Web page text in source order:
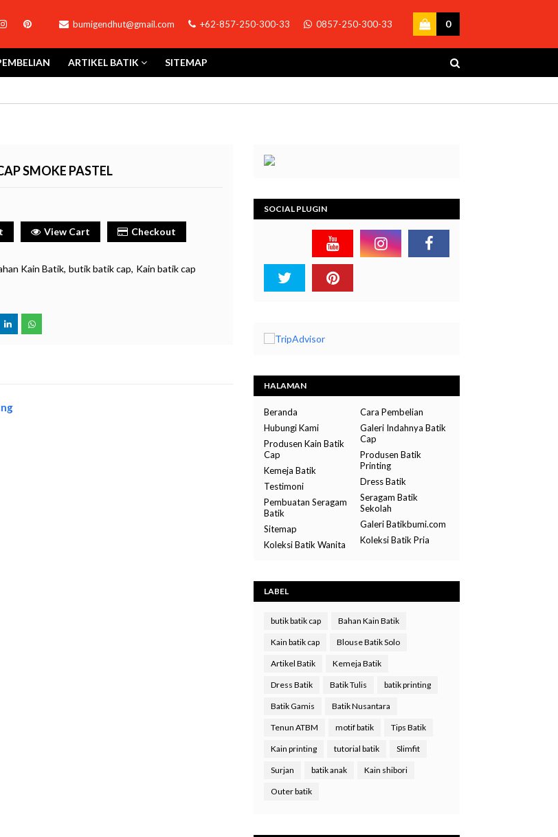
bumigendhut@gmail.com +62-857-250-300-33 0857-250-300-33 0
ARTIKEL BATIK SITEMAP
SMOKE PASTEL
View Cart Checkout
Kain Batik butik batik cap Kain batik cap
SOCIAL PLUGIN
HALAMAN
Beranda
Cara Pembelian
Hubungi Kami
Galeri Indahnya Batik
Cap
Produsen Kain Batik
Cap
Produsen Batik
Printing
Kemeja Batik
Dress Batik
Testimoni
Seragam Batik
Sekolah
Pembuatan Seragam
Batik
Galeri Batikbumi.com
Sitemap
Koleksi Batik Pria
Koleksi Batik Wanita
LABEL
butik batik cap Bahan Kain Batik
Kain batik cap Blouse Batik Solo
Artikel Batik Kemeja Batik
Dress Batik Batik Tulis batik printing
Batik Gamis Batik Nusantara
Tenun ATBM motif batik Tips Batik
Kain printing tutorial batik Slimfit
Surjan batik anak Kain shibori
Outer batik